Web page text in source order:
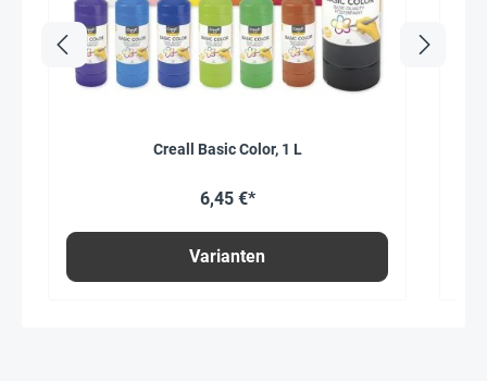
Creall Basic Color, 1 L
6,45 €*
Varianten